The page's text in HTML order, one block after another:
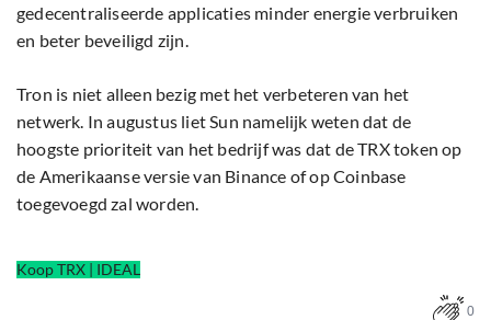
gedecentraliseerde applicaties minder energie verbruiken
en beter beveiligd zijn.
Tron is niet alleen bezig met het verbeteren van het
netwerk. In augustus liet Sun namelijk weten dat de
hoogste prioriteit van het bedrijf was dat de TRX token op
de Amerikaanse versie van Binance of op Coinbase
toegevoegd zal worden.
Koop TRX | IDEAL
0